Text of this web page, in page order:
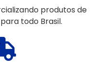
produtos de
todo Brasil.